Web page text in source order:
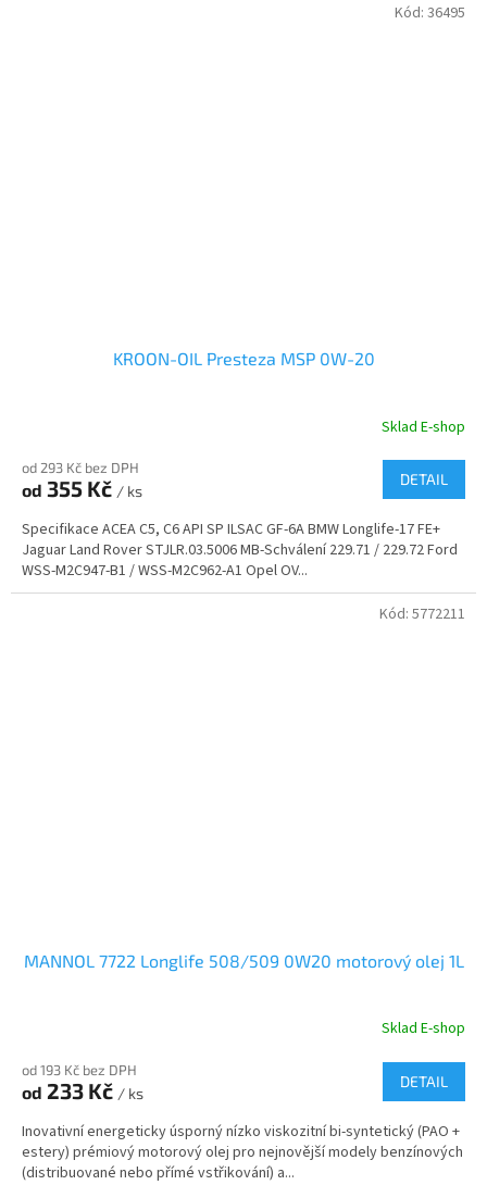
KROON-OIL Presteza MSP 0W-20
Sklad E-shop
od 293 Kč bez DPH
od 355 Kč / ks
DETAIL
Specifikace ACEA C5, C6 API SP ILSAC GF-6A BMW Longlife-17 FE+
Jaguar Land Rover STJLR.03.5006 MB-Schválení 229.71 / 229.72 Ford
WSS-M2C947-B1 / WSS-M2C962-A1 Opel OV...
Kód: 36495
MANNOL 7722 Longlife 508/509 0W20 motorový olej 1L
Sklad E-shop
od 193 Kč bez DPH
od 233 Kč / ks
DETAIL
Inovativní energeticky úsporný nízko viskozitní bi-syntetický (PAO +
estery) prémiový motorový olej pro nejnovější modely benzínových
(distribuované nebo přímé vstřikování) a...
Kód: 5772211